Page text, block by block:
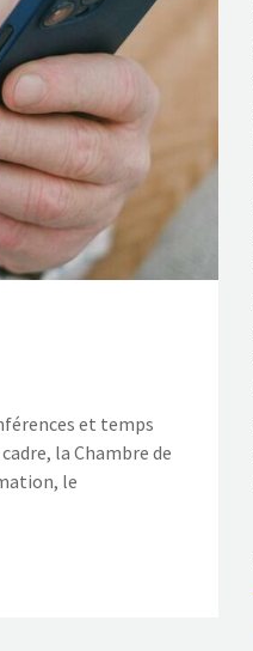
et temps
la Chambre de
le